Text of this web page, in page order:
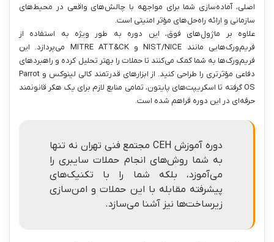
اصلی، آماده‌سازی شما برای مواجهه با چالش‌های واقعی در محیط‌های
سازمانی و ارائه راه‌حل‌های مؤثر امنیتی است.
علاوه بر ماژول‌های فوق، این دوره به طور ویژه به استفاده از
فریم‌ورک‌هایی مانند NIST/NICE و MITRE ATT&CK می‌پردازد. این
فریم‌ورک‌ها به شما کمک می‌کنند تا حملات را بهتر تحلیل کرده و راهبردهای
دفاعی مؤثرتری را طراحی کنید. از ابزارهای قدرتمند کالی لینوکس و Parrot
OS گرفته تا اسکریپت‌های پایتون، تمامی منابع لازم برای یک هکر قانونمند
حرفه‌ای در این دوره فراهم شده است.
دوره آموزش CEH مجتمع فنی تهران نه تنها
به شما روش‌های انجام حملات سایبری را
می‌آموزد، بلکه شما را با تکنیک‌های
پیشرفته مقابله با این حملات و امن‌سازی
زیرساخت‌ها نیز آشنا می‌سازد.